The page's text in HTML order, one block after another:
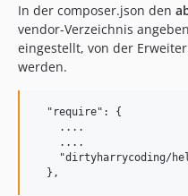
1.0.18
1.0.17
1.0.16
1.0.14
1.0.11
In der composer.json den
vendor-Verzeichnis
eingestellt, von der
werden.
  "require": {
    ....
    ....
"dirtyharrycoding/